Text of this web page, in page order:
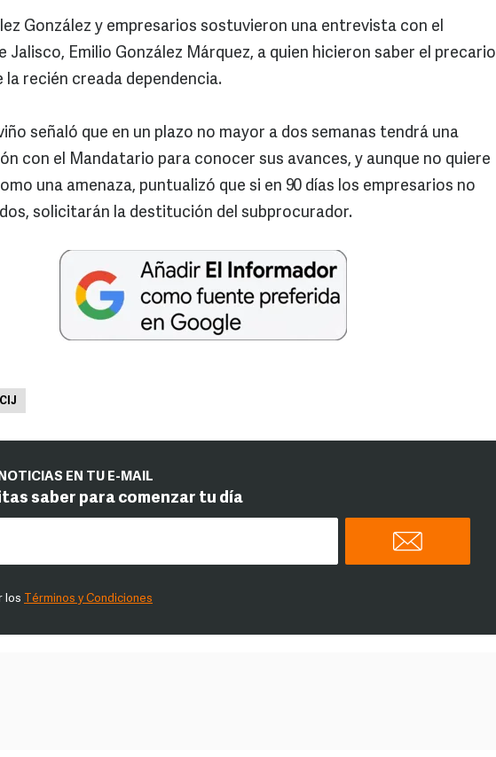
González y empresarios sostuvieron una entrevista con el
Jalisco, Emilio González Márquez, a quien hicieron saber el precario
la recién creada dependencia.
señaló que en un plazo no mayor a dos semanas tendrá una
con el Mandatario para conocer sus avances, y aunque no quiere
una amenaza, puntualizó que si en 90 días los empresarios no
solicitarán la destitución del subprocurador.
EN TU E-MAIL
saber para comenzar tu día
los Términos y Condiciones